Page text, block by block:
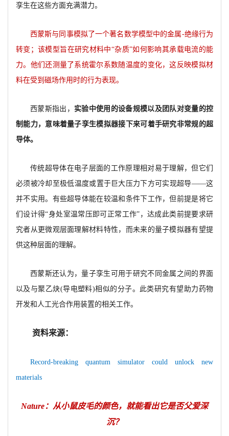
孪生在这些方面充满潜力。
西蒙斯与同事模拟了一个著名数学模型中的金属-绝缘行为
转变；该模型旨在研究材料中“杂质”如何影响其承载电流的能
力。他们还测量了系统霍尔系数随温度的变化，这反映模拟材
料在受到磁场作用时的行为表现。
西蒙斯指出， 实验中使用的设备规模以及团队对变量的控
制能力，意味着量子孪生模拟器接下来可着手研究非常规的超
导体。
传统超导体在电子层面的工作原理相对易于理解，但它们
必须被冷却至极低温度或置于巨大压力下方可实现超导——这
并不实用。有些超导体能在较温和条件下工作，但前提是将它
们设计得“身处室温常压即可正常工作”，达成此类前提要求研
究者从更微观层面理解材料特性，而未来的量子模拟器有望提
供这种层面的理解。
西蒙斯还认为，量子孪生可用于研究不同金属之间的界面
以及与聚乙炔(导电塑料)相似的分子。此类研究有望助力药物
开发和人工光合作用装置的相关工作。
资料来源：
Record-breaking quantum simulator could unlock new
materials
Nature：从小鼠皮毛的颜色，就能看出它是否父爱深
沉？